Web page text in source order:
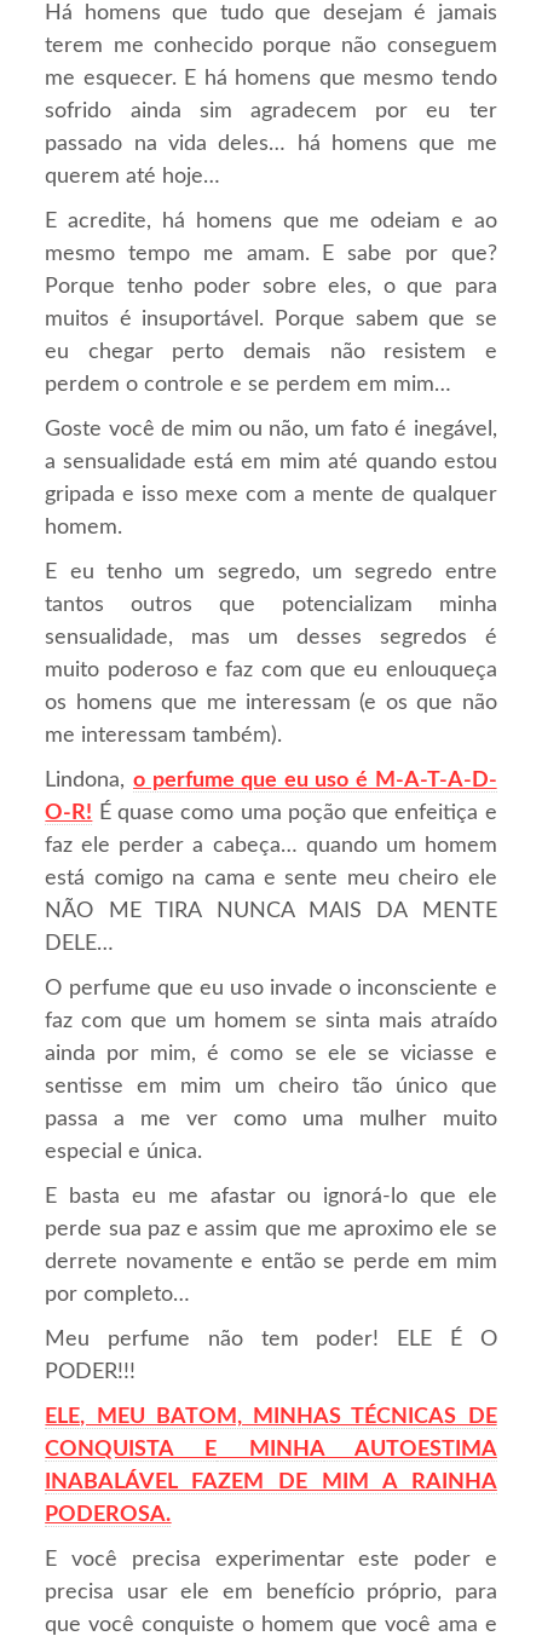
Há homens que tudo que desejam é jamais
terem me conhecido porque não conseguem
me esquecer. E há homens que mesmo tendo
sofrido ainda sim agradecem por eu ter
passado na vida deles… há homens que me
querem até hoje…
E acredite, há homens que me odeiam e ao
mesmo tempo me amam. E sabe por que?
Porque tenho poder sobre eles, o que para
muitos é insuportável. Porque sabem que se
eu chegar perto demais não resistem e
perdem o controle e se perdem em mim…
Goste você de mim ou não, um fato é inegável,
a sensualidade está em mim até quando estou
gripada e isso mexe com a mente de qualquer
homem.
E eu tenho um segredo, um segredo entre
tantos outros que potencializam minha
sensualidade, mas um desses segredos é
muito poderoso e faz com que eu enlouqueça
os homens que me interessam (e os que não
me interessam também).
Lindona,o perfume que eu uso é M-A-T-A-D-
O-R! É quase como uma poção que enfeitiça e
faz ele perder a cabeça… quando um homem
está comigo na cama e sente meu cheiro ele
NÃO ME TIRA NUNCA MAIS DA MENTE
DELE…
O perfume que eu uso invade o inconsciente e
faz com que um homem se sinta mais atraído
ainda por mim, é como se ele se viciasse e
sentisse em mim um cheiro tão único que
passa a me ver como uma mulher muito
especial e única.
E basta eu me afastar ou ignorá-lo que ele
perde sua paz e assim que me aproximo ele se
derrete novamente e então se perde em mim
por completo…
Meu perfume não tem poder! ELE É O
PODER!!!
ELE, MEU BATOM, MINHAS TÉCNICAS DE
CONQUISTA E M INHAAUTOESTIMA
INABALÁVEL FAZEM DE MIM A RAINHA
PODEROSA.
E você precisa experimentar este poder e
precisa usar ele em benefício próprio, para
que você conquiste o homem que você ama e